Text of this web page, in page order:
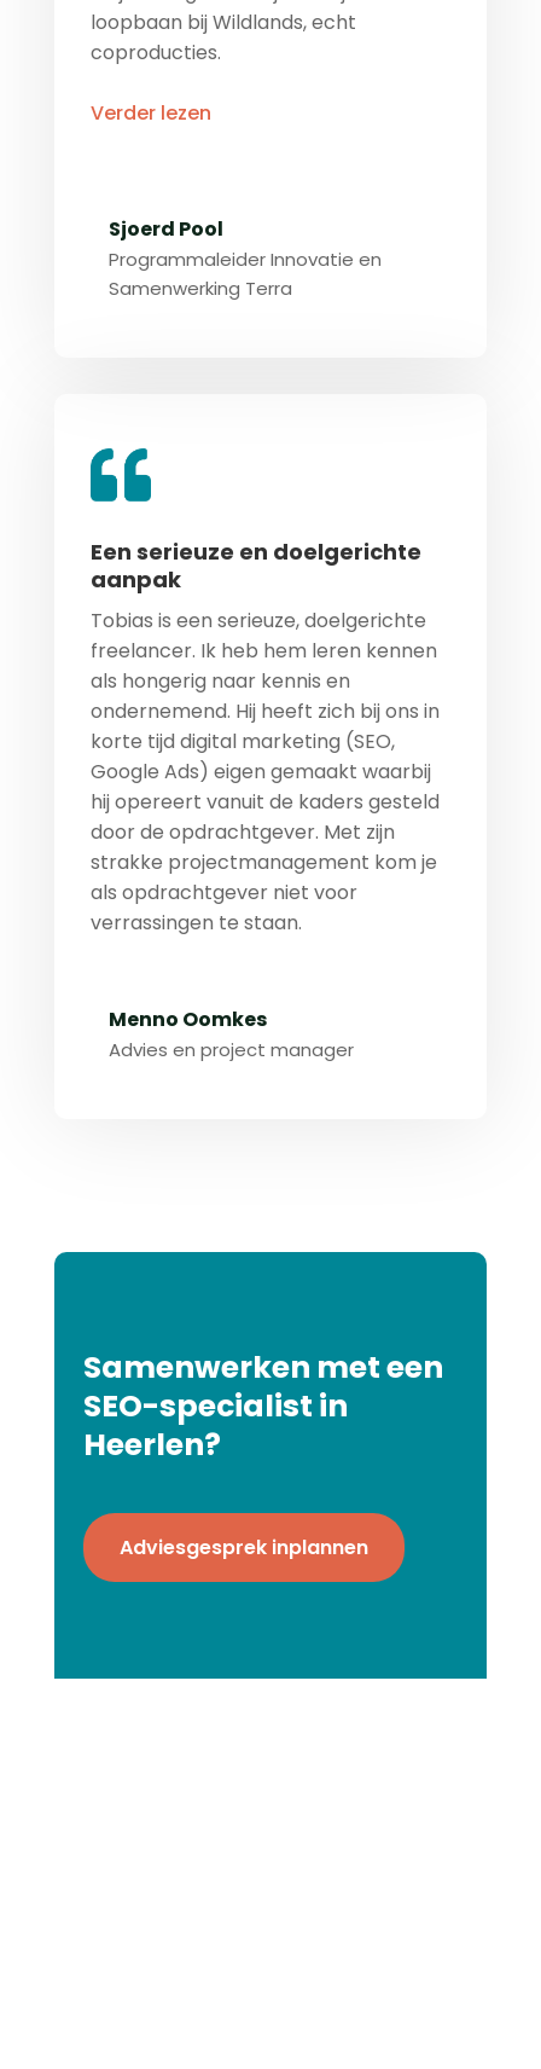
loopbaan bij Wildlands, echt
coproducties.
Verder lezen
Sjoerd Pool
Programmaleider Innovatie en
Samenwerking Terra
Een serieuze en doelgerichte
aanpak
Tobias is een serieuze, doelgerichte
freelancer. Ik heb hem leren kennen
als hongerig naar kennis en
ondernemend. Hij heeft zich bij ons in
korte tijd digital marketing (SEO,
Google Ads) eigen gemaakt waarbij
hij opereert vanuit de kaders gesteld
door de opdrachtgever. Met zijn
strakke projectmanagement kom je
als opdrachtgever niet voor
verrassingen te staan.
Menno Oomkes
Advies en project manager
Samenwerken met een
SEO-specialist in
Heerlen?
Adviesgesprek inplannen